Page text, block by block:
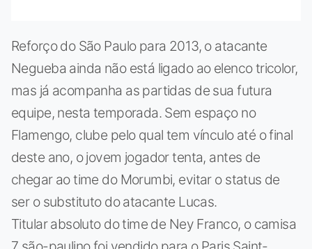
Reforço do São Paulo para 2013, o atacante
Negueba ainda não está ligado ao elenco tricolor,
mas já acompanha as partidas de sua futura
equipe, nesta temporada. Sem espaço no
Flamengo, clube pelo qual tem vínculo até o final
deste ano, o jovem jogador tenta, antes de
chegar ao time do Morumbi, evitar o status de
ser o substituto do atacante Lucas.
Titular absoluto do time de Ney Franco, o camisa